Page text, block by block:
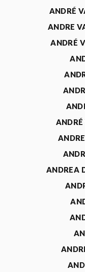
ANDRÉ
ANDRE
ANDRÉ
ANDRÉ
ANDREA